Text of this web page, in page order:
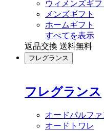
ウィメンズギフ
メンズギフト
ホームギフト
すべてを表示
返品交換 送料無料
フレグランス
フレグランス
オードパルファ
オードトワレ